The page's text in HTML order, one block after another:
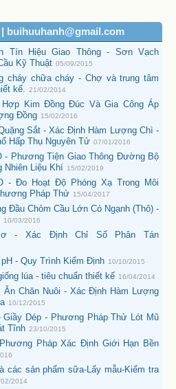
| buihuuhanh@gmail.com
Tín Hiệu Giao Thông - Sơn Vạch
Kỹ Thuật 05/09/2015
cháy chữa cháy - Chợ và trung tâm
kế.
21/02/2014
Hợp Kim Đồng Đúc Và Gia Công Áp
Đồng 15/02/2016
Sắt - Xác Định Hàm Lượng Chì -
Hấp Thụ Nguyên Tử 07/01/2016
- Phương Tiện Giao Thông Đường Bộ
Nhiên Liệu Khí 15/02/2019
- Đo Hoạt Độ Phóng Xạ Trong Môi
Pháp Thử 15/04/2017
Đầu Chỏm Cầu Lớn Có Ngạnh (Thô) -
10/03/2016
- Xác Định Chỉ Số Phân Tán
- Quy Trình Kiểm Định 10/10/2015
lúa - tiêu chuẩn thiết kế 16/04/2014
Ăn Chăn Nuôi - Xác Định Hàm Lượng
10/12/2015
Giầy Dép - Phương Pháp Thử Lót Mũ
Tĩnh 23/10/2015
Pháp Xác Định Giới Hạn Bền
các sản phẩm sữa-Lấy mẫu-Kiểm tra
2014